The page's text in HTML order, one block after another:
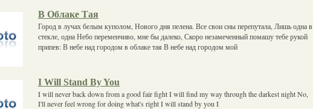
В Облаке Тая
Город в лучах белым куполом, Нового дня пелена. Все свои сны перепутала, Лишь одна в
стекле, одна Небо переменчиво, мне бы далеко, Скоро незамеченный помашу тебе рукой
припев: В небе над городом в облаке тая В небе над городом мой
I Will Stand By You
I will never back down from a good fair fight I will find my way through the darkest night No,
I'll never feel wrong for doing what's right I will stand by you I